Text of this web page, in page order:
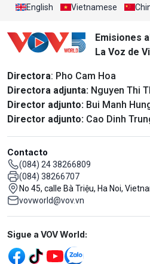
English Vietnamese
Emisiones
La Voz de
Directora: Pho Cam Hoa
Directora adjunta: Nguyen Thi
Director adjunto: Bui Manh
Director adjunto: Cao Dinh
Contacto
(084) 24 38266809
(084) 38266707
No 45, calle Bà Triệu, Ha Noi,
vovworld@vov.vn
Mạng xã hội
Sigue a VOV World: